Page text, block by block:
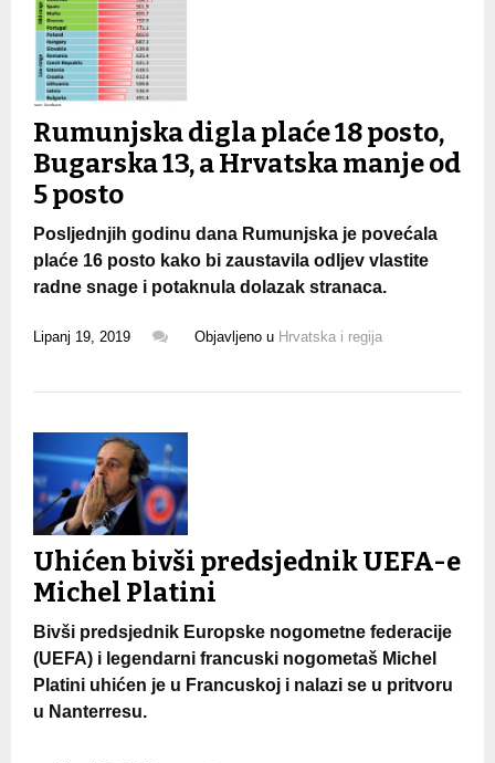
Rumunjska digla plaće 18 posto,
Bugarska 13, a Hrvatska manje od
5 posto
Posljednjih godinu dana Rumunjska je povećala
plaće 16 posto kako bi zaustavila odljev vlastite
radne snage i potaknula dolazak stranaca.
Lipanj 19, 2019 Objavljeno u Hrvatska i regija
Uhićen bivši predsjednik UEFA-e
Michel Platini
Bivši predsjednik Europske nogometne federacije
(UEFA) i legendarni francuski nogometaš Michel
Platini uhićen je u Francuskoj i nalazi se u pritvoru
u Nanterresu.